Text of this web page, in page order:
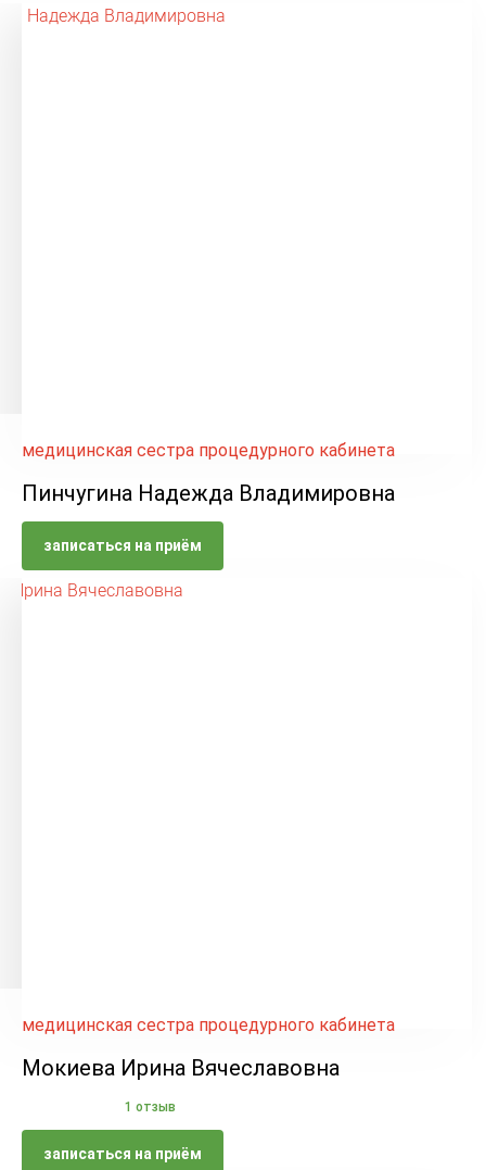
медицинская сестра процедурного кабинета
Пинчугина Надежда Владимировна
записаться на приём
медицинская сестра процедурного кабинета
Мокиева Ирина Вячеславовна
1 отзыв
записаться на приём